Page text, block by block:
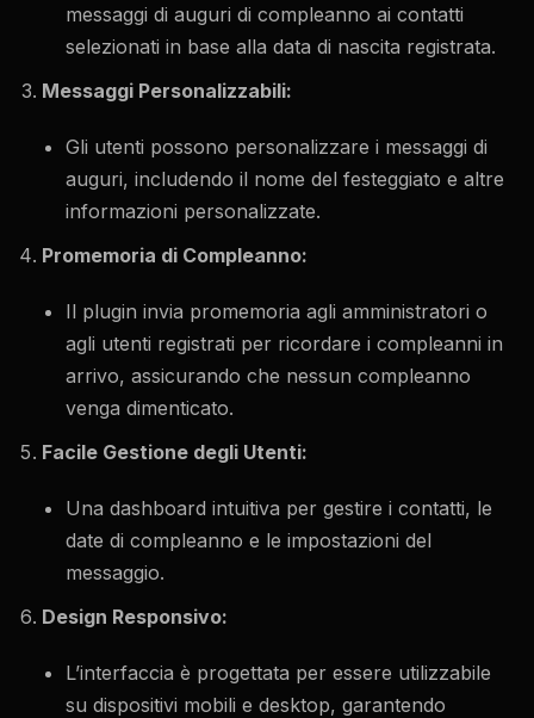
messaggi di auguri di compleanno ai contatti
selezionati in base alla data di nascita registrata.
Messaggi Personalizzabili:
Gli utenti possono personalizzare i messaggi di
auguri, includendo il nome del festeggiato e altre
informazioni personalizzate.
Promemoria di Compleanno:
Il plugin invia promemoria agli amministratori o
agli utenti registrati per ricordare i compleanni in
arrivo, assicurando che nessun compleanno
venga dimenticato.
Facile Gestione degli Utenti:
Una dashboard intuitiva per gestire i contatti, le
date di compleanno e le impostazioni del
messaggio.
Design Responsivo:
L’interfaccia è progettata per essere utilizzabile
su dispositivi mobili e desktop, garantendo